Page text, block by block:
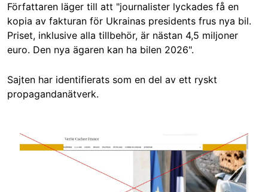
Författaren läger till att "journalister lyckades få en
kopia av fakturan för Ukrainas presidents frus nya bil.
Priset, inklusive alla tillbehör, är nästan 4,5 miljoner
euro. Den nya ägaren kan ha bilen 2026".
Sajten har identifierats som en del av ett ryskt
propagandanätverk.
Image